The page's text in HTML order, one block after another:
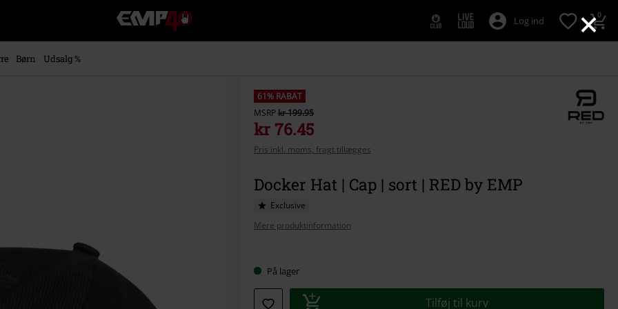
×
EMP
-
Musik,
Log ind 0
Børn
Udsalg %
61% RABAT
MSRPkr 199.95
kr 76.45
Pris inkl. moms, fragt tillægges
Docker Hat | Cap | sort | RED by EMP
Exclusive
Mere produktinformation
Vælg
din
størrelse
På lager
Tilføj til kurv